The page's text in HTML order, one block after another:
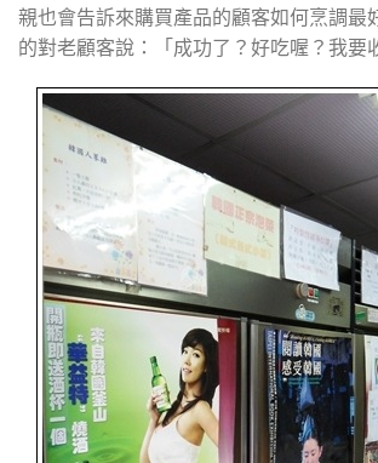
親也會告訴來購買產品的顧客如何烹調最
的對老顧客說：「成功了？好吃喔？我要